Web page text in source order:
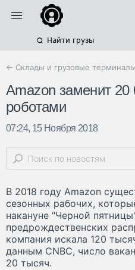
Найти грузы
← Склады и грузовые терминалы
Amazon заменит 20
роботами
07:24, 15 Ноября 2018
В 2018 году Amazon
сезонных рабочих,
накануне "Черной
предрождественских
компания искала 120
данным CNBC, число
20 тысяч.